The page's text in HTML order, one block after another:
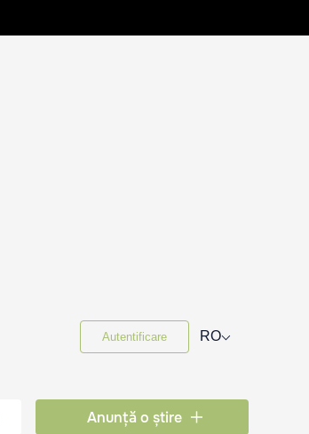
Autentificare RO⌵
Anunță o știre